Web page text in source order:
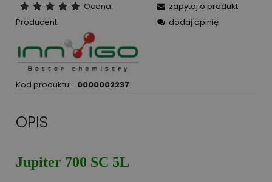
Ocena:
Producent:
Kod produktu: 0000002237
zapytaj o produkt
dodaj opinię
OPIS
Jupiter 700 SC 5L